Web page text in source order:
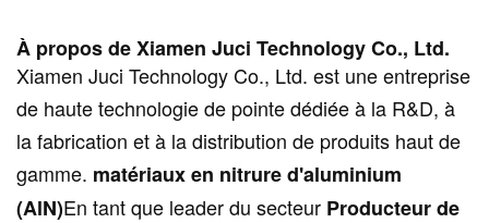
À propos de Xiamen Juci Technology Co., Ltd.
Xiamen Juci Technology Co., Ltd. est une entreprise
de haute technologie de pointe dédiée à la R&D, à
la fabrication et à la distribution de produits haut de
gamme. matériaux en nitrure d'aluminium
(AlN)En tant que leader du secteur Producteur de